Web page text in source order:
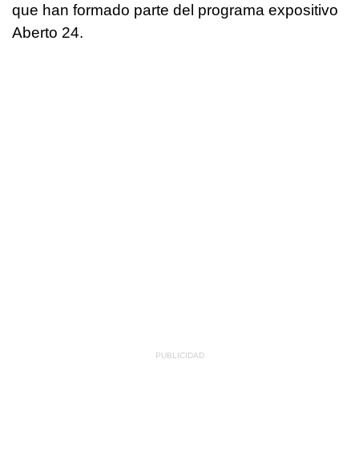
que han formado parte del programa expositivo
Aberto 24.